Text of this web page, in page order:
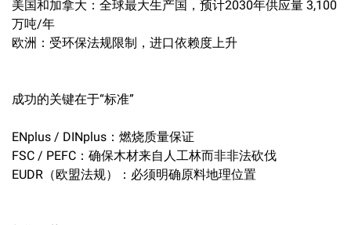
美国和加拿大：全球最大生产国，预计2030年供应量 3,100
万吨/年
欧洲：受环保法规限制，进口依赖度上升
成功的关键在于“标准”
ENplus / DINplus：燃烧质量保证
FSC / PEFC：确保木材来自人工林而非非法砍伐
EUDR（欧盟法规）：必须明确原料地理位置